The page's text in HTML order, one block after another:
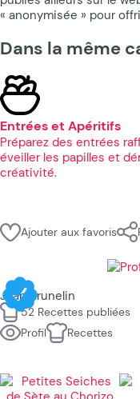
« anonymisée » pour
Dans la même
Entrées et Apéritifs
Préparez des entrées
éveiller les papilles et
créativité.
Ajouter aux favoris
Jean Brunelin
52 Recettes publiées
Profil
Recettes